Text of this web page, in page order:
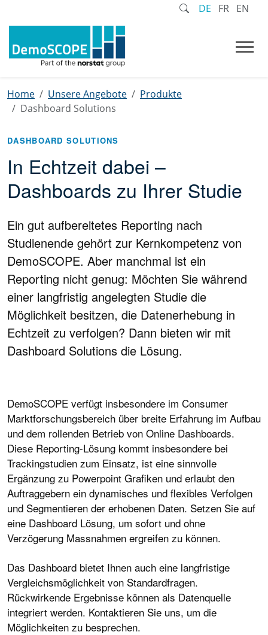
DE FR EN
Home Unsere Angebote
Produkte
Dashboard Solutions
DASHBOARD SOLUTIONS
In Echtzeit dabei –
Dashboards zu Ihrer Studie
Ein gut aufbereitetes Reporting nach
Studienende gehört zur Kernkompetenz von
DemoSCOPE. Aber manchmal ist ein
Reporting nicht genug: Möchten Sie während
einer langfristig angelegten Studie die
Möglichkeit besitzen, die Datenerhebung in
Echtzeit zu verfolgen? Dann bieten wir mit
Dashboard Solutions die Lösung.
DemoSCOPE verfügt insbesondere im Consumer
Marktforschungsbereich über breite Erfahrung im Aufbau
und dem rollenden Betrieb von Online Dashboards.
Diese Reporting-Lösung kommt insbesondere bei
Trackingstudien zum Einsatz, ist eine sinnvolle
Ergänzung zu Powerpoint Grafiken und erlaubt den
Auftraggebern ein dynamisches und flexibles Verfolgen
und Segmentieren der erhobenen Daten. Setzen Sie auf
eine Dashboard Lösung, um sofort und ohne
Verzögerung Massnahmen ergreifen zu können.
Das Dashboard bietet Ihnen auch eine langfristige
Vergleichsmöglichkeit von Standardfragen.
Rückwirkende Ergebnisse können als Datenquelle
integriert werden. Kontaktieren Sie uns, um die
Möglichkeiten zu besprechen.